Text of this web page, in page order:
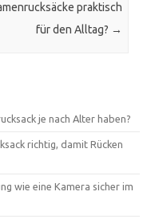
praktisch
für den Alltag? →
je nach Alter haben?
richtig, damit Rücken
wie eine Kamera sicher im